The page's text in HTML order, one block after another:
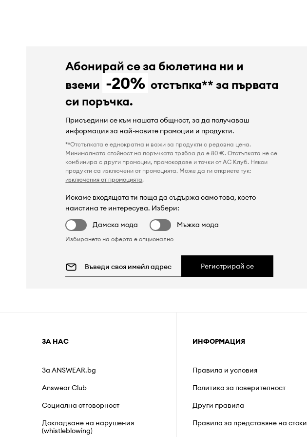
Абонирай се за бюлетина ни и
вземи -20% отстъпка** за първата
си поръчка.
Присъедини се към нашата общност, за да получаваш
информация за най-новите промоции и продукти.
**Отстъпката е еднократна и важи за продукти с редовна цена.
Минималната стойност на поръчката трябва да е 80 €. Отстъпката не се
комбинира с други промоции, промокодове и точки от AC Клуб. Някои
продукти са изключени от промоцията. Може да ги откриете тук:
изключения от промоцията.
Искаме входящата ти поща да съдържа само това, което
наистина те интересува. Избери:
Дамска мода
Мъжка мода
Избирането на оферта е опционално
Регистрирай се
ЗА НАС
За ANSWEAR.bg
Answear Club
Социална отговорност
Докладване на нарушения
(whistleblowing)
ИНФОРМАЦИЯ
Правила и условия
Политика за поверителност
Други правила
Правила за представяне на стоки